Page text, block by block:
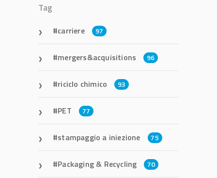
Tag
carriere 97
mergers&acquisitions 96
riciclo chimico 93
PET 77
stampaggio a iniezione 75
Packaging & Recycling 70